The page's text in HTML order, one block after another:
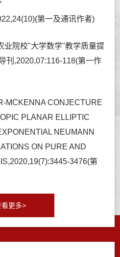
第一及通讯作者)
业院校"大学数学"教学质量提
刊,2020,07:116-118(第一作
MCKENNA CONJECTURE
PLANAR ELLIPTIC
NEUMANN
ON PURE AND
3476(第
看更多>